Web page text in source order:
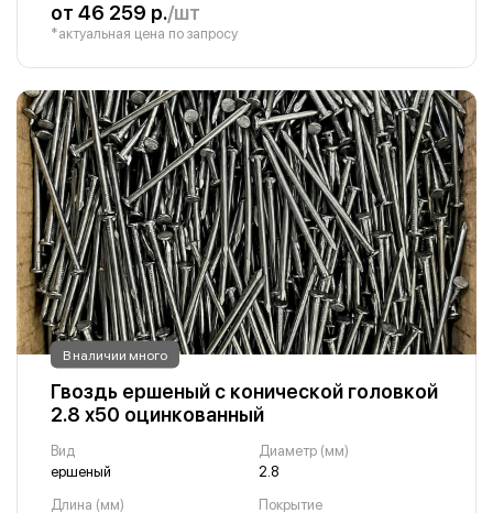
от 46 259 р./шт
*актуальная цена по запросу
В наличии много
Гвоздь ершеный с конической головкой
2.8 х50 оцинкованный
Вид
ершеный
Диаметр (мм)
2.8
Длина (мм)
Покрытие